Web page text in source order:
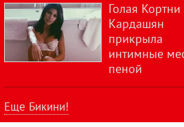
Голая Кортни
Кардашян
прикрыла
интимные
пеной
Еще Бикини!